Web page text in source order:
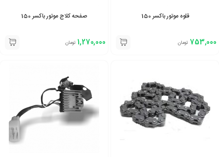
قلوه موتور باکسر 150
753,000 تومان
صفحه کلاج موتور باکسر 150
1,270,000 تومان